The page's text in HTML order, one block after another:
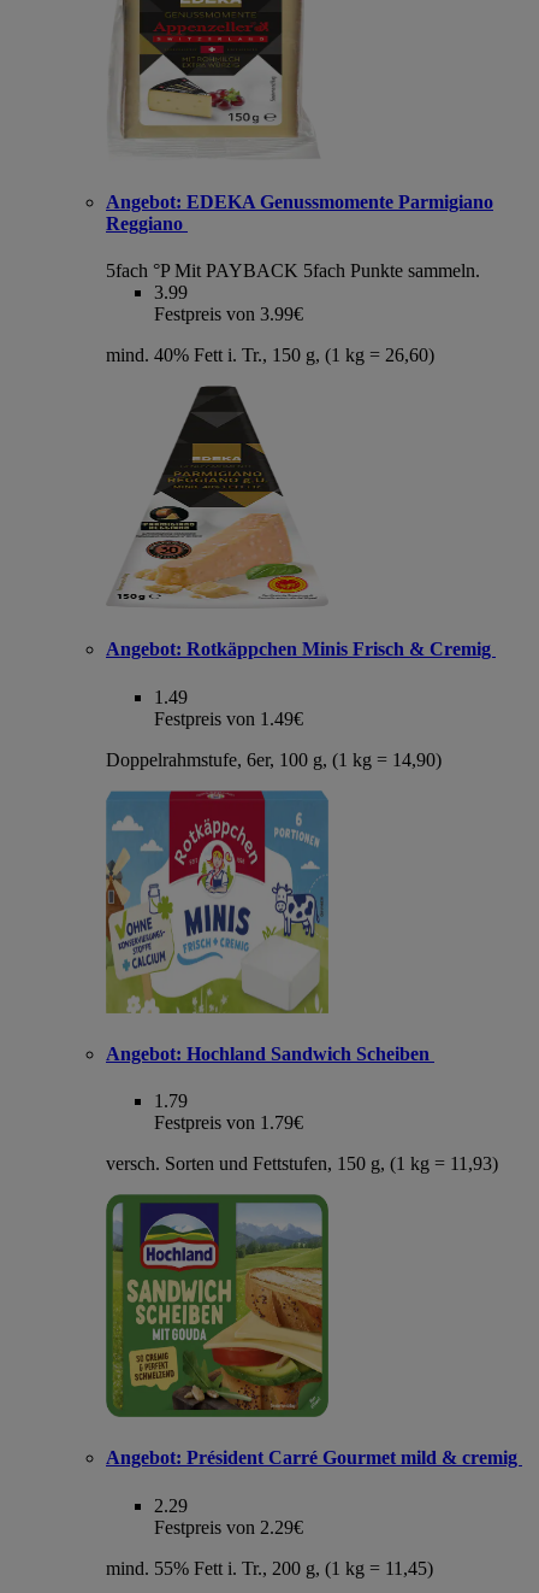
Angebot: EDEKA Genussmomente Parmigiano
Reggiano
5fach °P Mit PAYBACK 5fach Punkte sammeln.
3.99
Festpreis von 3.99€
mind. 40% Fett i. Tr., 150 g, (1 kg = 26,60)
Angebot: Rotkäppchen Minis Frisch & Cremig
1.49
Festpreis von 1.49€
Doppelrahmstufe, 6er, 100 g, (1 kg = 14,90)
Angebot: Hochland Sandwich Scheiben
1.79
Festpreis von 1.79€
versch. Sorten und Fettstufen, 150 g, (1 kg = 11,93)
Angebot: Président Carré Gourmet mild & cremig
2.29
Festpreis von 2.29€
mind. 55% Fett i. Tr., 200 g, (1 kg = 11,45)